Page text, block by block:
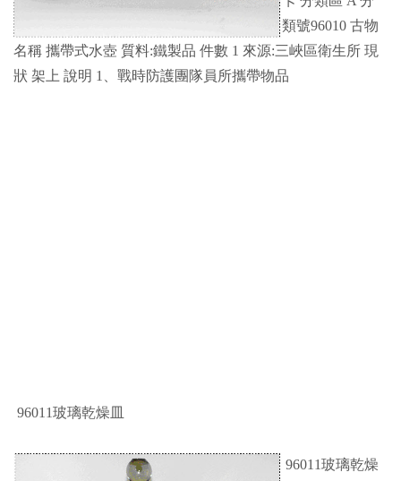
類號96010 古物
名稱 攜帶式水壺 質料:鐵製品 件數 1 來源:三峽區衛生所 現
狀 架上 說明 1、戰時防護團隊員所攜帶物品
96011玻璃乾燥皿
96011玻璃乾燥